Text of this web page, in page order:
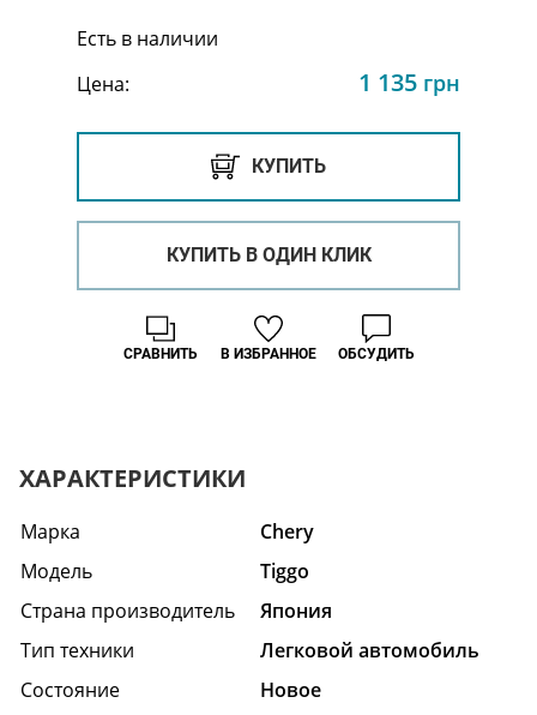
Есть в наличии
Цена:
1 135 грн
КУПИТЬ
КУПИТЬ В ОДИН КЛИК
В ИЗБРАННОЕ
СРАВНИТЬ ОБСУДИТЬ
ХАРАКТЕРИСТИКИ
Марка
Chery
Модель
Tiggo
Страна производитель
Япония
Тип техники
Легковой автомобиль
Состояние
Hовое